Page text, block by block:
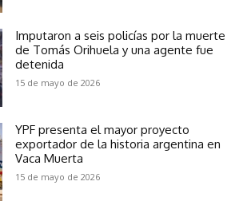
Imputaron a seis policías por la muerte
de Tomás Orihuela y una agente fue
detenida
15 de mayo de 2026
YPF presenta el mayor proyecto
exportador de la historia argentina en
Vaca Muerta
15 de mayo de 2026